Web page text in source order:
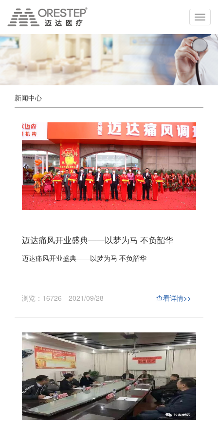
切
换
导
航
新闻中心
迈达痛风开业盛典——以梦为马 不负韶华
迈达痛风开业盛典——以梦为马 不负韶华
浏览：16726 2021/09/28 查看详情>>